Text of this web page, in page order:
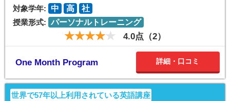
対象学年: 中 高
社
授業形式: パーソナルトレーニング
4.0点（2）
One Month Program 詳細・口コミ
世界で57年以上利用されている英語講座